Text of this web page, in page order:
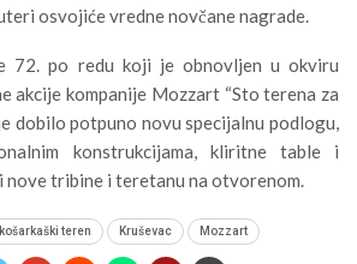
osvojiće vredne novčane nagrade.
72. po redu koji je obnovljen u okviru
akcije kompanije Mozzart “Sto terena za
dobilo potpuno novu specijalnu podlogu,
konstrukcijama, kliritne table i
nove tribine i teretanu na otvorenom.
košarkaški teren Kruševac Mozzart